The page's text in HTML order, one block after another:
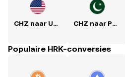
CHZ naar USD CHZ naar PKR
Populaire HRK-conversies